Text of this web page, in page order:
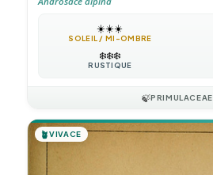
☀️☀️☀️
SOLEIL / MI-OMBRE
❄️❄️❄️
RUSTIQUE
🍃PRIMULACEAE
🪴VIVACE